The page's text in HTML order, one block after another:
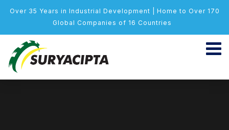
Over 35 Years in Industrial Development | Home to Over 170
Global Companies of 16 Countries